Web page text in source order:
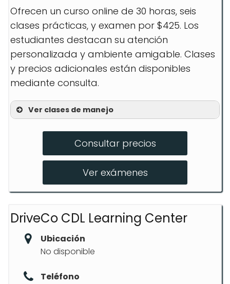
Ofrecen un curso online de 30 horas, seis
clases prácticas, y examen por $425. Los
estudiantes destacan su atención
personalizada y ambiente amigable. Clases
y precios adicionales están disponibles
mediante consulta.
Ver clases de manejo
Prácticas de manejo
Examen de manejo
Consultar precios
Ver exámenes
DriveCo CDL Learning Center
Ubicación
No disponible
Teléfono